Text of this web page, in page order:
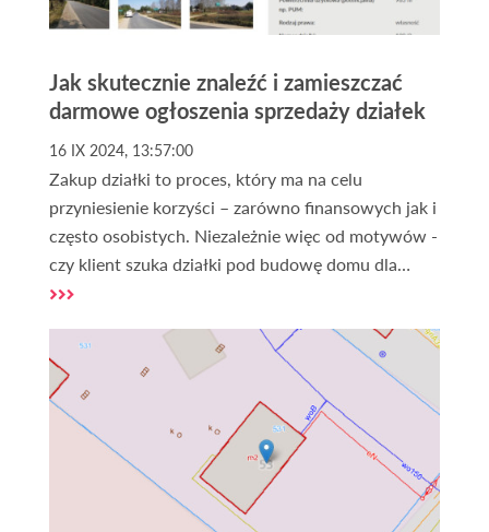
Jak skutecznie znaleźć i zamieszczać
darmowe ogłoszenia sprzedaży działek
16 IX 2024, 13:57:00
Zakup działki to proces, który ma na celu
przyniesienie korzyści – zarówno finansowych jak i
często osobistych. Niezależnie więc od motywów -
czy klient szuka działki pod budowę domu dla
siebie lub na sprzedaż, czy może lokalizacji na
odpowiednie ogłoszenia mogą pomóc znaleźć
idealną nieruchomość.